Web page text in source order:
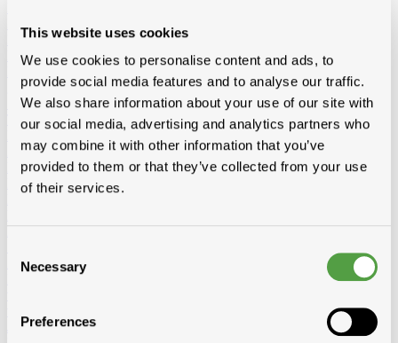
This website uses cookies
We use cookies to personalise content and ads, to
provide social media features and to analyse our traffic.
We also share information about your use of our site with
our social media, advertising and analytics partners who
may combine it with other information that you’ve
provided to them or that they’ve collected from your use
of their services.
Selection
Necessary
Preferences
Bouwfolievolle rollen niet volle rollen
DampschermenIsover DeltaSopravap hygro Klöber
Birdex - Duivenpinnen Oisipic Vogelschroten
gootbakken en PVC tapbuizenBladvangersRenovatieprofielen
Schuimbanden en schuimgolvenExpantiebandenHoezen
Tegeldragers Mitrons
Aeros
Zoldertrappen
Bevestiging
NagelsIjzerKoperInox
Hanghakeninoxkoper
ZelftappendZelfborend
Kleurkapje
Mechanische bevestiging (vijs&plaatje)
Alu staaf, moer, rondelInox
PGB (Pennoit)Solid
John